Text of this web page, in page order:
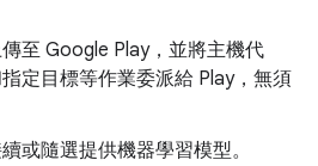
至 Google Play，並將主機代
定目標等作業委派給 Play，無須
或隨選提供機器學習模型。